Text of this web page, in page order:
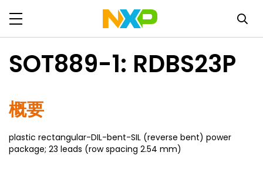
SOT889-1: RDBS23P
概要
plastic rectangular-DIL-bent-SIL (reverse bent) power
package; 23 leads (row spacing 2.54 mm)